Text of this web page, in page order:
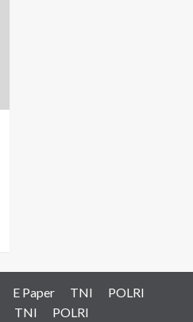
E Paper TNI
POLRI
TNI POLRI